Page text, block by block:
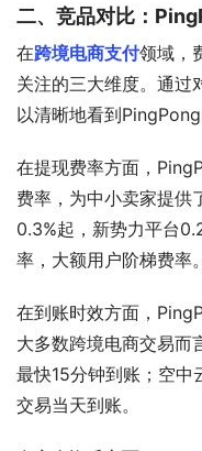
二、竞品对比：
在跨境电商支付领域，
关注的三大维度。通过
以清晰地看到PingPong
在提现费率方面，
费率，为中小卖家提供
0.3%起，新势力平台
率，大额用户阶梯费率。
在到账时效方面，
大多数跨境电商交易而
最快15分钟到账；空中
交易当天到账。